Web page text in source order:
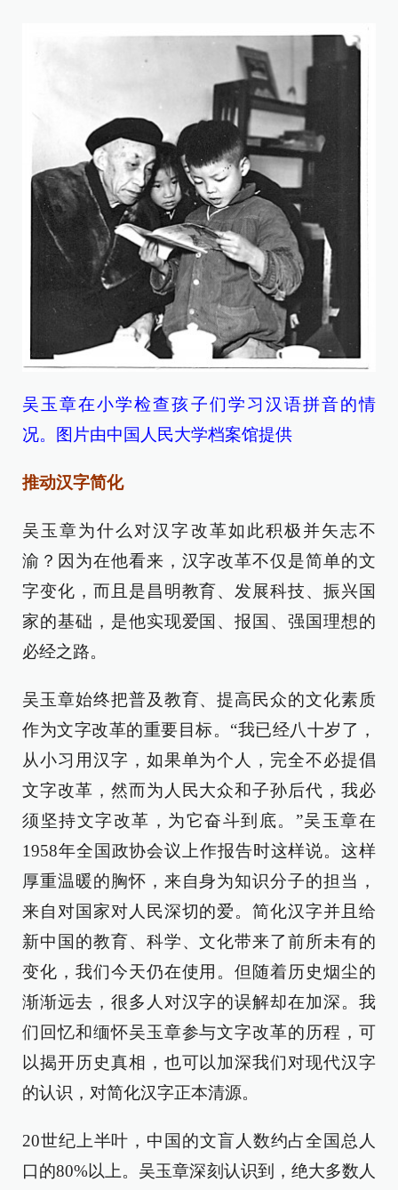
吴玉章在小学检查孩子们学习汉语拼音的情
况。图片由中国人民大学档案馆提供
推动汉字简化
吴玉章为什么对汉字改革如此积极并矢志不
渝？因为在他看来，汉字改革不仅是简单的文
字变化，而且是昌明教育、发展科技、振兴国
家的基础，是他实现爱国、报国、强国理想的
必经之路。
吴玉章始终把普及教育、提高民众的文化素质
作为文字改革的重要目标。“我已经八十岁了，
从小习用汉字，如果单为个人，完全不必提倡
文字改革，然而为人民大众和子孙后代，我必
须坚持文字改革，为它奋斗到底。”吴玉章在
1958年全国政协会议上作报告时这样说。这样
厚重温暖的胸怀，来自身为知识分子的担当，
来自对国家对人民深切的爱。简化汉字并且给
新中国的教育、科学、文化带来了前所未有的
变化，我们今天仍在使用。但随着历史烟尘的
渐渐远去，很多人对汉字的误解却在加深。我
们回忆和缅怀吴玉章参与文字改革的历程，可
以揭开历史真相，也可以加深我们对现代汉字
的认识，对简化汉字正本清源。
20世纪上半叶，中国的文盲人数约占全国总人
口的80%以上。吴玉章深刻认识到，绝大多数人